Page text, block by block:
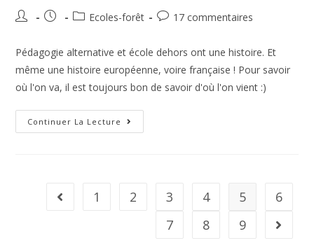
Ecoles-forêt 17 commentaires
Pédagogie alternative et école dehors ont une histoire. Et
même une histoire européenne, voire française ! Pour savoir
où l'on va, il est toujours bon de savoir d'où l'on vient :)
Continuer La Lecture
1 2 3 4 5
6
7
8 9